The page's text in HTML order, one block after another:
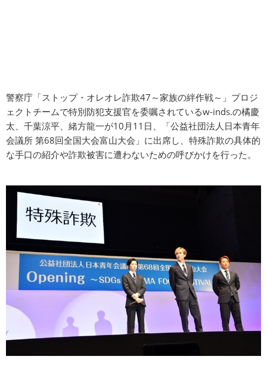
警察庁「ストップ・オレオレ詐欺47～家族の絆作戦～」プロジ
ェクトチームで特別防犯支援官を委嘱されているw-inds.の橘慶
太、千葉涼平、緒方龍一が10月11日、「公益社団法人日本青年
会議所 第68回全国大会富山大会」に出席し、特殊詐欺の具体的
な手口の紹介や詐欺被害に遭わないための呼びかけを行った。